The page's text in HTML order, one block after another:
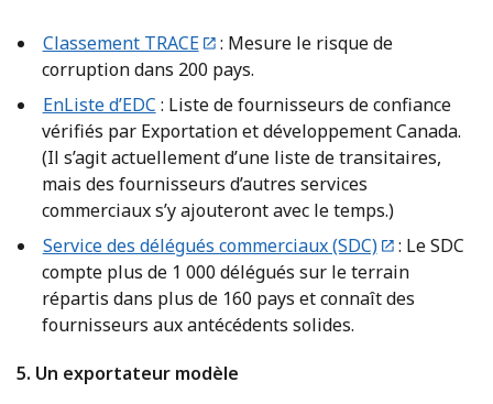
Classement TRACE
: Mesure le risque de
corruption dans 200 pays.
EnListe d’EDC : Liste de fournisseurs de confiance
vérifiés par Exportation et développement Canada.
(Il s’agit actuellement d’une liste de transitaires,
mais des fournisseurs d’autres services
commerciaux s’y ajouteront avec le temps.)
Service des délégués commerciaux (SDC)
: Le SDC
compte plus de 1 000 délégués sur le terrain
répartis dans plus de 160 pays et connaît des
fournisseurs aux antécédents solides.
5. Un exportateur modèle